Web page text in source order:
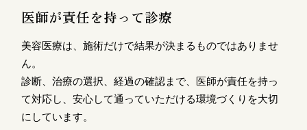
医師が責任を持って診療
美容医療は、施術だけで結果が決まるものではありませ
ん。
診断、治療の選択、経過の確認まで、医師が責任を持っ
て対応し、安心して通っていただける環境づくりを大切
にしています。